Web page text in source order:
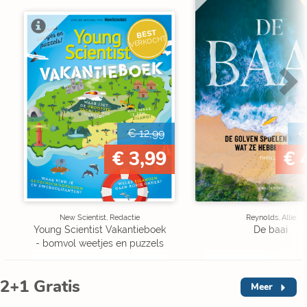
BEST
VERKOCHT
€ 12,99
€ 3,99
New Scientist, Redactie
Young Scientist Vakantieboek
- bomvol weetjes en puzzels
€
€
Reynolds, Allie
De baai
2+1 Gratis Meer